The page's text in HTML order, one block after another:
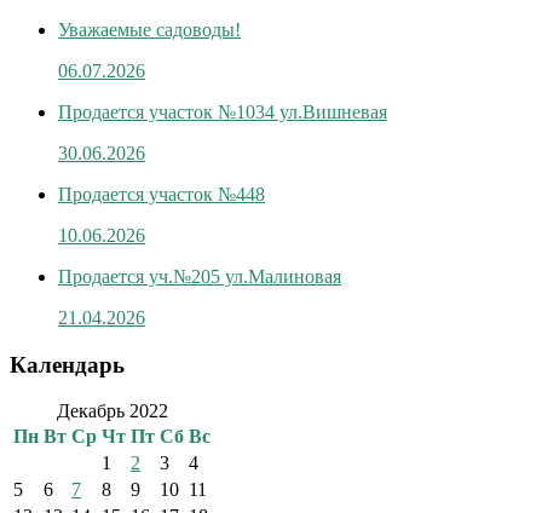
Уважаемые садоводы!
06.07.2026
Продается участок №1034 ул.Вишневая
30.06.2026
Продается участок №448
10.06.2026
Продается уч.№205 ул.Малиновая
21.04.2026
Календарь
Декабрь 2022
Пн Вт Ср Чт Пт Сб Вс
1
2 3
4
5
6 7 8 9 10 11